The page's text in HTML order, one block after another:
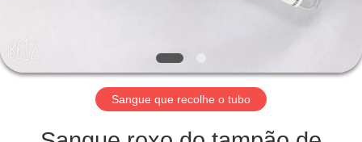
QUALIDADE
CONTACTE-Sangue que recolhe o tubo